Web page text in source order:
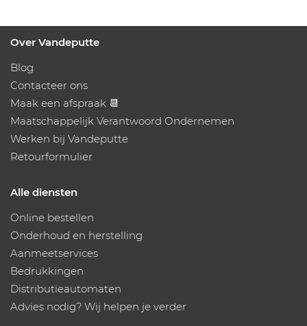
Over Vandeputte
Blog
Contacteer ons
Maak een afspraak 📆
Maatschappelijk Verantwoord Ondernemen
Werken bij Vandeputte
Retourformulier
Alle diensten
Online bestellen
Onderhoud en herstelling
Aanmeetservices
Bedrukkingen
Distributieautomaten
Advies nodig? Wij helpen je verder